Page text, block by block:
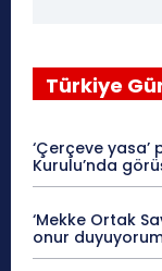
Türkiye
‘Çerçeve yasa’
Kurulu’nda
‘Mekke Ortak
onur